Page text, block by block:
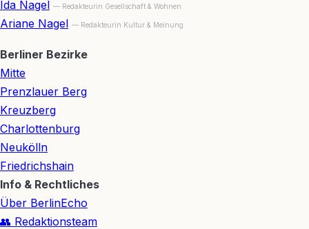
Ida Nagel — Redakteurin Gesellschaft & Wohnen
Ariane Nagel — Redakteurin Kultur & Meinung
Berliner Bezirke
Mitte
Prenzlauer Berg
Kreuzberg
Charlottenburg
Neukölln
Friedrichshain
Info & Rechtliches
Über BerlinEcho
👥 Redaktionsteam